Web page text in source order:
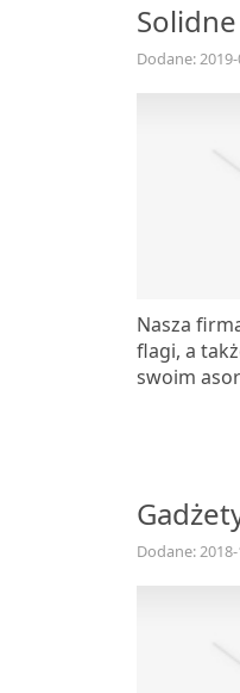
Dodane:
Nasza
flagi, a
swoim
Dodane: